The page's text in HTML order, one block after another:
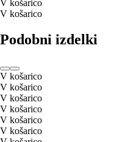
V košarico
V košarico
Podobni izdelki
V košarico
V košarico
V košarico
V košarico
V košarico
V košarico